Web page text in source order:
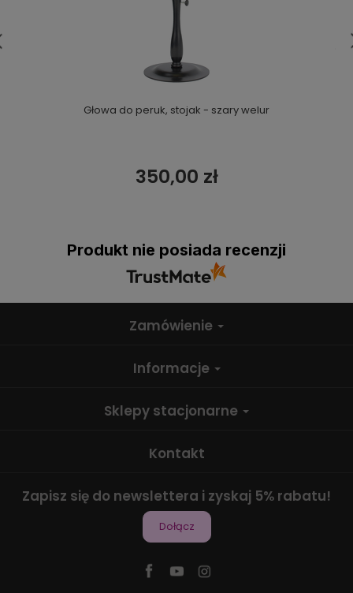
Głowa do peruk, stojak - szary welur
350,00 zł
Produkt nie posiada recenzji
Zamówienie
Informacje
Sklepy stacjonarne
Kontakt
Zapisz się do newslettera i zyskaj 5% rabatu!
Dołącz